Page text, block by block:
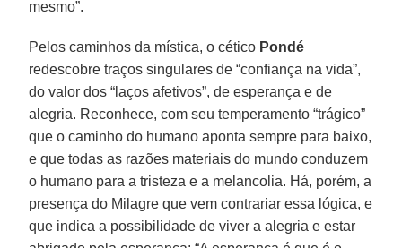
mesmo”.
Pelos caminhos da mística, o cético Pondé
redescobre traços singulares de “confiança na vida”,
do valor dos “laços afetivos”, de esperança e de
alegria. Reconhece, com seu temperamento “trágico”
que o caminho do humano aponta sempre para baixo,
e que todas as razões materiais do mundo conduzem
o humano para a tristeza e a melancolia. Há, porém, a
presença do Milagre que vem contrariar essa lógica, e
que indica a possibilidade de viver a alegria e estar